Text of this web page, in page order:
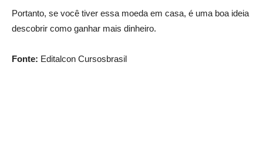
Portanto, se você tiver essa moeda em casa, é uma boa ideia
descobrir como ganhar mais dinheiro.
Fonte: Editalcon Cursosbrasil